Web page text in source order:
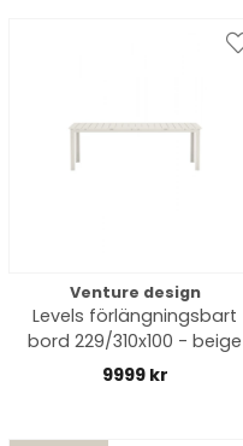
Venture design
Levels förlängningsbart
bord 229/310x100 - beige
9999 kr